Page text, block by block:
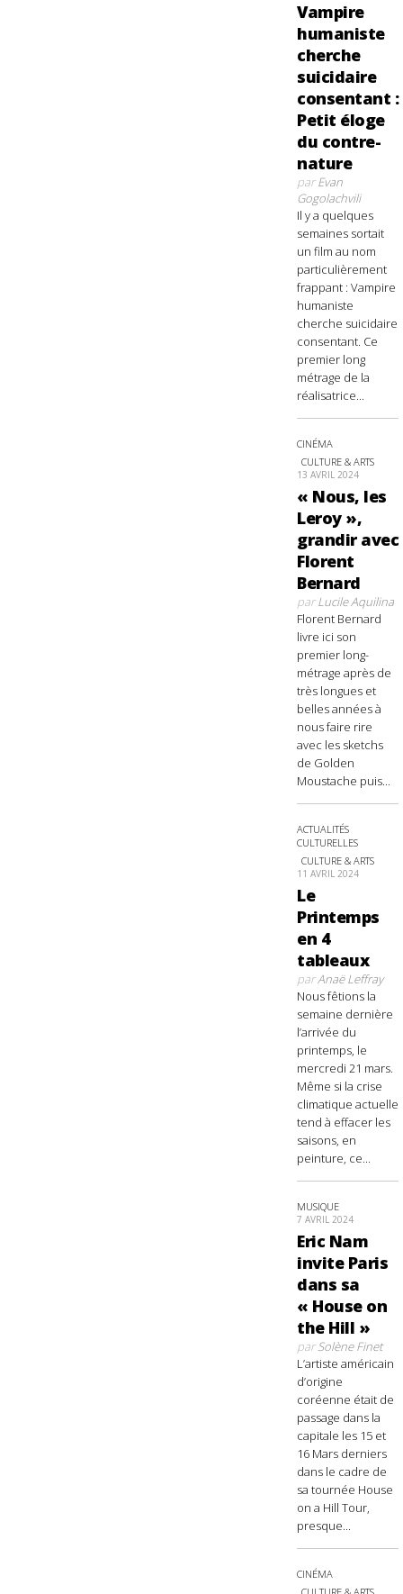
Vampire
humaniste
cherche
suicidaire
consentant :
Petit éloge
du contre-
nature
parEvan
Gogolachvili
Il y a quelques
semaines sortait
un film au nom
particulièrement
frappant : Vampire
humaniste
cherche suicidaire
consentant. Ce
premier long
métrage de la
réalisatrice...
CINÉMA
CULTURE & ARTS
13 AVRIL 2024
« Nous, les
Leroy »,
grandir avec
Florent
Bernard
parLucile Aquilina
Florent Bernard
livre ici son
premier long-
métrage après de
très longues et
belles années à
nous faire rire
avec les sketchs
de Golden
Moustache puis...
ACTUALITÉS
CULTURELLES
CULTURE & ARTS
11 AVRIL 2024
Le
Printemps
en 4
tableaux
parAnaë Leffray
Nous fêtions la
semaine dernière
l’arrivée du
printemps, le
mercredi 21 mars.
Même si la crise
climatique actuelle
tend à effacer les
saisons, en
peinture, ce...
MUSIQUE
7 AVRIL 2024
Eric Nam
invite Paris
dans sa
« House on
the Hill »
parSolène Finet
L’artiste américain
d’origine
coréenne était de
passage dans la
capitale les 15 et
16 Mars derniers
dans le cadre de
sa tournée House
on a Hill Tour,
presque...
CINÉMA